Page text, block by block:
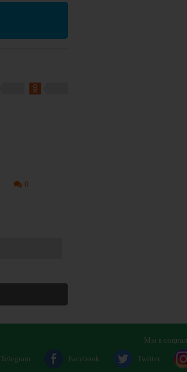
0
Мы в
Telegram Facebook Twitter